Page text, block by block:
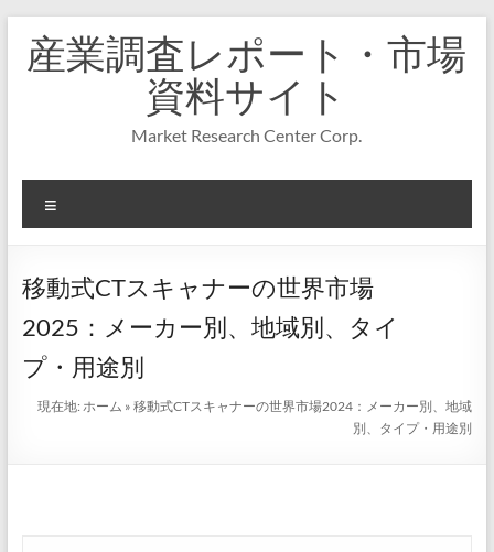
キ
プ
産業調査レポート・市場
資料サイト
Market Research Center Corp.
ニ
ー
移動式CTスキャナーの世界市場
2025：メーカー別、地域別、タイ
プ・用途別
現在地:ホーム »移動式CTスキャナーの世界市場2024：メーカー別、地域
別、タイプ・用途別